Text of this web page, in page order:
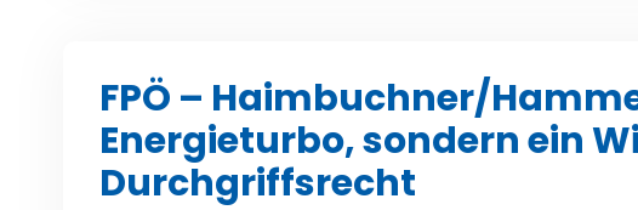
FPÖ – Haimbuchner/
Energieturbo, sondern ein
Durchgriffsrecht